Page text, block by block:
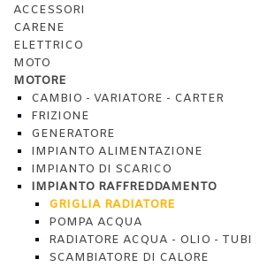
ACCESSORI
CARENE
ELETTRICO
MOTO
MOTORE
CAMBIO - VARIATORE - CARTER
FRIZIONE
GENERATORE
IMPIANTO ALIMENTAZIONE
IMPIANTO DI SCARICO
IMPIANTO RAFFREDDAMENTO
GRIGLIA RADIATORE
POMPA ACQUA
RADIATORE ACQUA - OLIO - TUBI
SCAMBIATORE DI CALORE